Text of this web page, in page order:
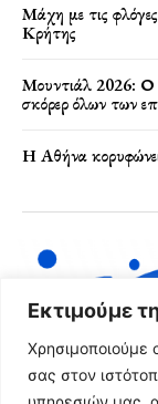
Εκτιμούμε
Χρησιμοποιούμε
σας στον
Μάχη με τις
Κρήτης
Μουντιάλ 2026: Ο
σκόρερ όλων των
Η Αθήνα κορυφώνει